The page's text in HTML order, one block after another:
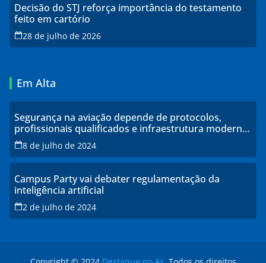
Decisão do STJ reforça importância do testamento
feito em cartório
28 de julho de 2026
Em Alta
Segurança na aviação depende de protocolos,
profissionais qualificados e infraestrutura moderna,
explicam especialistas
8 de julho de 2024
Campus Party vai debater regulamentação da
inteligência artificial
2 de julho de 2024